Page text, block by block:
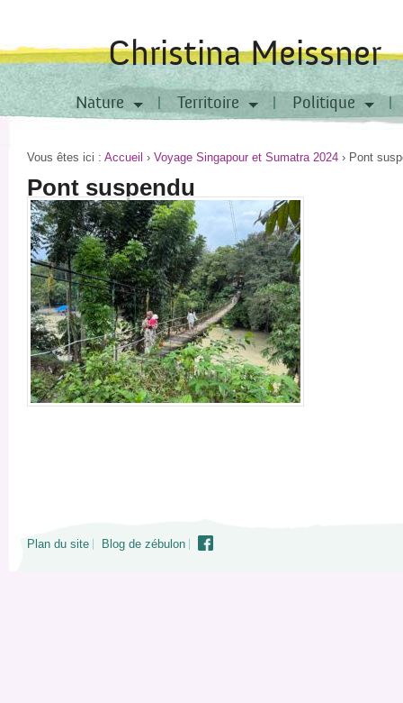
Christina Meissner
Nature Territoire Politique
Vous êtes ici : Accueil › Voyage Singapour et Sumatra 2024 › Pont
Pont suspendu
Plan du site Blog de zébulon